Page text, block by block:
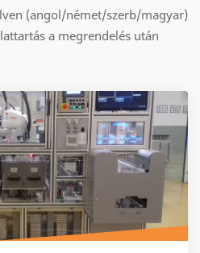
(angol/német/szerb/magyar)
a megrendelés után